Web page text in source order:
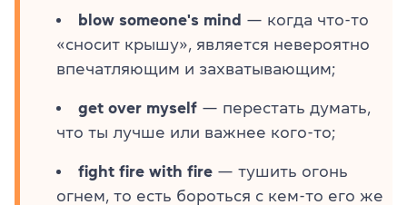
blow someone's mind — когда что-то
«сносит крышу», является невероятно
впечатляющим и захватывающим;
get over myself — перестать думать,
что ты лучше или важнее кого-то;
fight fire with fire — тушить огонь
огнем, то есть бороться с кем-то его же